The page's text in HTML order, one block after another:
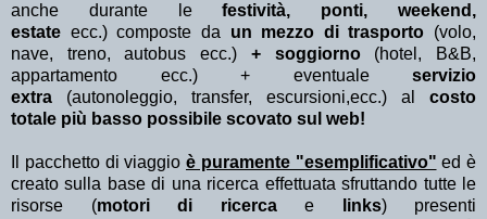
anche durante lefestività, ponti, weekend,
estate ecc.) composte da un mezzo di trasporto (volo,
nave, treno, autobus ecc.) + soggiorno(hotel, B&B,
appartamento ecc.) + eventuale servizio
extra (autonoleggio, transfer, escursioni,ecc.) al costo
totale più basso possibile scovato sul web!
Il pacchetto di viaggio è puramente "esemplificativo" ed è
creato sulla base di una ricerca effettuata sfruttando tutte le
risorse (motori di ricerca e links) presenti